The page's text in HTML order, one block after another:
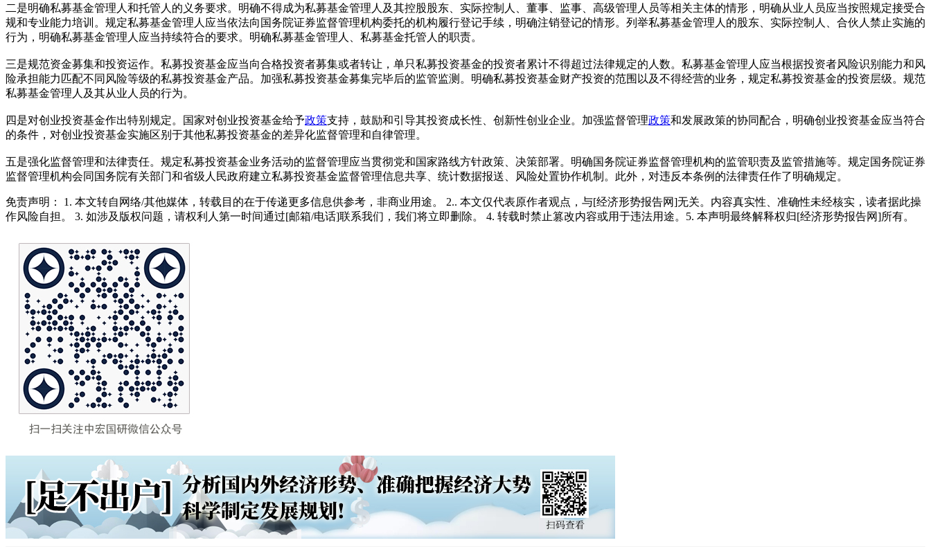
二是明确私募基金管理人和托管人的义务要求。明确不得成为私募基金管理人及其控股股东、实际控制人、董事、监事、高级管理人员等相关主体的情形，明确从业人员应当按照规定接受合
规和专业能力培训。规定私募基金管理人应当依法向国务院证券监督管理机构委托的机构履行登记手续，明确注销登记的情形。列举私募基金管理人的股东、实际控制人、合伙人禁止实施的
行为，明确私募基金管理人应当持续符合的要求。明确私募基金管理人、私募基金托管人的职责。
三是规范资金募集和投资运作。私募投资基金应当向合格投资者募集或者转让，单只私募投资基金的投资者累计不得超过法律规定的人数。私募基金管理人应当根据投资者风险识别能力和风
险承担能力匹配不同风险等级的私募投资基金产品。加强私募投资基金募集完毕后的监管监测。明确私募投资基金财产投资的范围以及不得经营的业务，规定私募投资基金的投资层级。规范
私募基金管理人及其从业人员的行为。
四是对创业投资基金作出特别规定。国家对创业投资基金给予政策支持，鼓励和引导其投资成长性、创新性创业企业。加强监督管理政策和发展政策的协同配合，明确创业投资基金应当符合
的条件，对创业投资基金实施区别于其他私募投资基金的差异化监督管理和自律管理。
五是强化监督管理和法律责任。规定私募投资基金业务活动的监督管理应当贯彻党和国家路线方针政策、决策部署。明确国务院证券监督管理机构的监管职责及监管措施等。规定国务院证券
监督管理机构会同国务院有关部门和省级人民政府建立私募投资基金监督管理信息共享、统计数据报送、风险处置协作机制。此外，对违反本条例的法律责任作了明确规定。
免责声明： 1. 本文转自网络/其他媒体，转载目的在于传递更多信息供参考，非商业用途。 2.. 本文仅代表原作者观点，与[经济形势报告网]无关。内容真实性、准确性未经核实，读者据此操
作风险自担。 3. 如涉及版权问题，请权利人第一时间通过[邮箱/电话]联系我们，我们将立即删除。 4. 转载时禁止篡改内容或用于违法用途。5. 本声明最终解释权归[经济形势报告网]所有。